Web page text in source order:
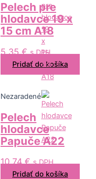
Pelech pre
hlodavce 19 x
15 cm A18
5,35€ s DPH
Pridať do košíka
Nezaradené
Pelech
hlodavce
Papuče A22
10,74€ s DPH
Pridať do košíka